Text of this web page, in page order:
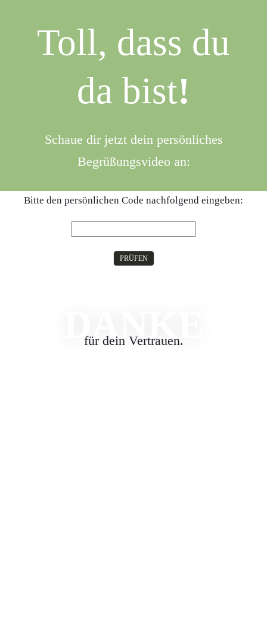
Toll, dass du
da bist!
Schaue dir jetzt dein persönliches
Begrüßungsvideo an:
Bitte den persönlichen Code nachfolgend eingeben:
PRÜFEN
DANKE
für dein Vertrauen.